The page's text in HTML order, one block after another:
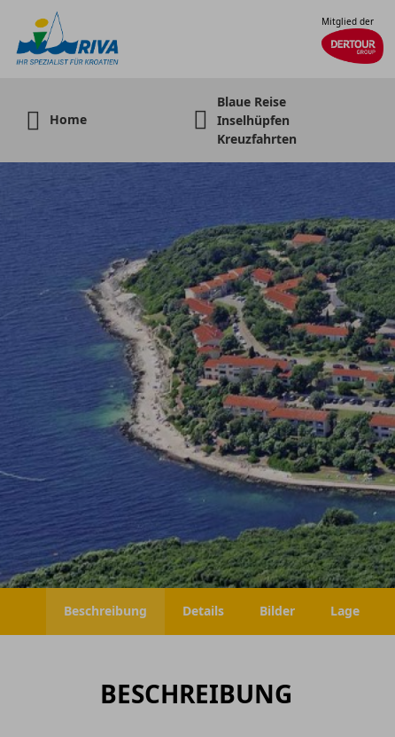
Mitglied der
Home
Blaue Reise
Inselhüpfen
Kreuzfahrten
Beschreibung Details Bilder Lage
BESCHREIBUNG